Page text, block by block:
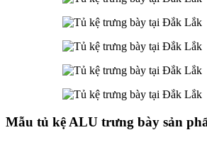
Mẫu tủ kệ ALU trưng bày sản